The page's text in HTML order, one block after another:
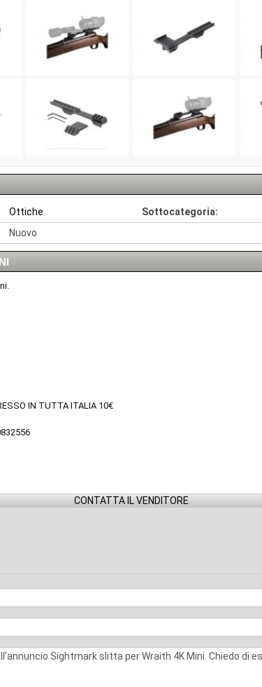
Ottiche Sottocategoria:
Nuovo
IN TUTTA ITALIA 10€
CONTATTA IL VENDITORE